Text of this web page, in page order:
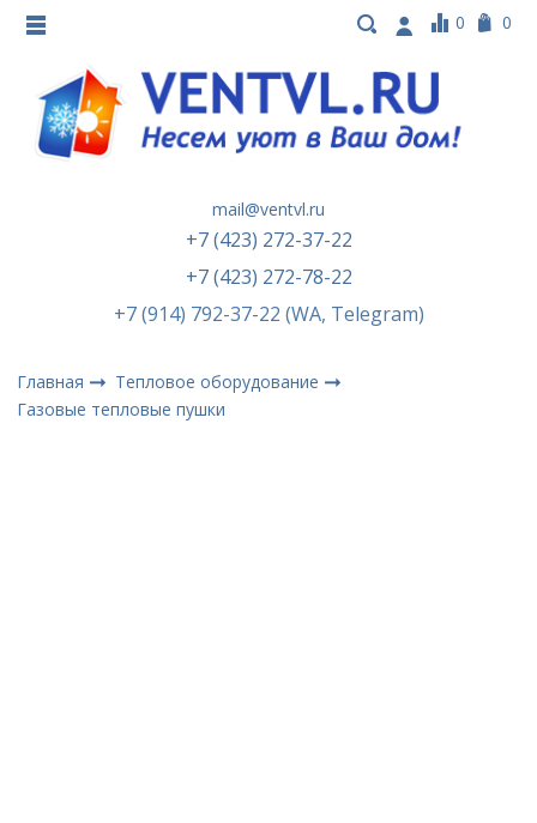
0 0
mail@ventvl.ru
+7 (423) 272-37-22
+7 (423) 272-78-22
+7 (914) 792-37-22 (WA, Telegram)
Главная
Тепловое оборудование
Газовые тепловые пушки